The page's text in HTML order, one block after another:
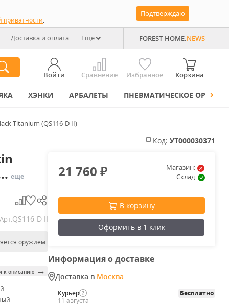
приватности.
Подтверждаю
Доставка и оплата Еще FOREST-HOME.NEWS
Войти Сравнение Избранное Корзина
ХЭНКИ АРБАЛЕТЫ ПНЕВМАТИЧЕСКОЕ ОРУЖИЕ
Titanium (QS116-D II)
еще
Арт.QS116-D II
оружием
к описанию →
Код: УТ000030371
21 760₽
Магазин:
Склад:
В корзину
Оформить в 1 клик
Информация о доставке
Доставка в Москва
Курьер
Бесплатно
11 августа